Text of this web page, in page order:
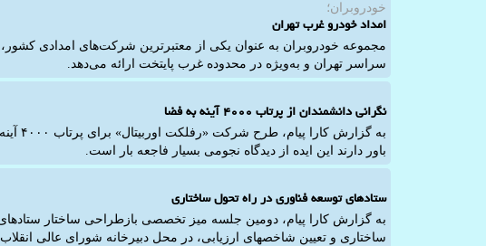
خودروبران؛
امداد خودرو غرب تهران
مجموعه خودروبران به عنوان یکی از معتبرترین شرکت‌های امدادی
سراسر تهران و به‌ویژه در محدوده غرب پایتخت ارائه می‌دهد.
نگرانی دانشمندان از پرتاب ۴۰۰۰ آینه به فضا
به
باور دارند این ایده از دیدگاه نجومی بسیار فاجعه بار است.
ستادهای توسعه فناوری در راه تحول ساختاری
به گزارش کارا پیام، دومین جلسه میز تخصصی بازطراحی ساختار
ساختاری و تعیین شاخصهای ارزیابی، در محل دبیرخانه شورای عالی